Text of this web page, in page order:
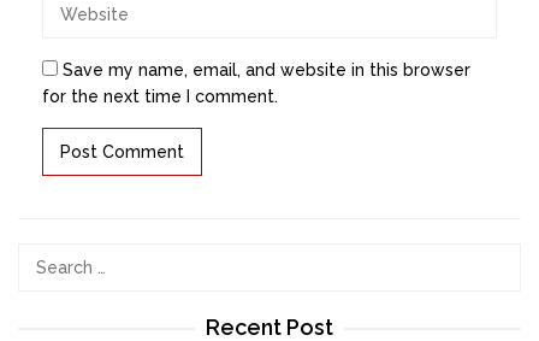
Save my name, email, and website in this browser
for the next time I comment.
Search
Recent Post